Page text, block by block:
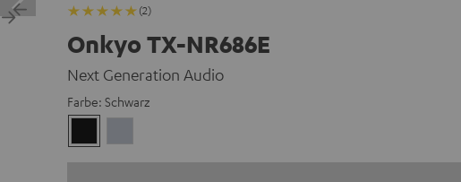
(2)
Onkyo TX-NR686E
Next Generation Audio
Farbe: Schwarz